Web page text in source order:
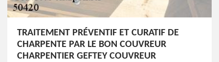
TRAITEMENT PRÉVENTIF ET CURATIF DE
CHARPENTE PAR LE BON COUVREUR
CHARPENTIER GEFTEY COUVREUR